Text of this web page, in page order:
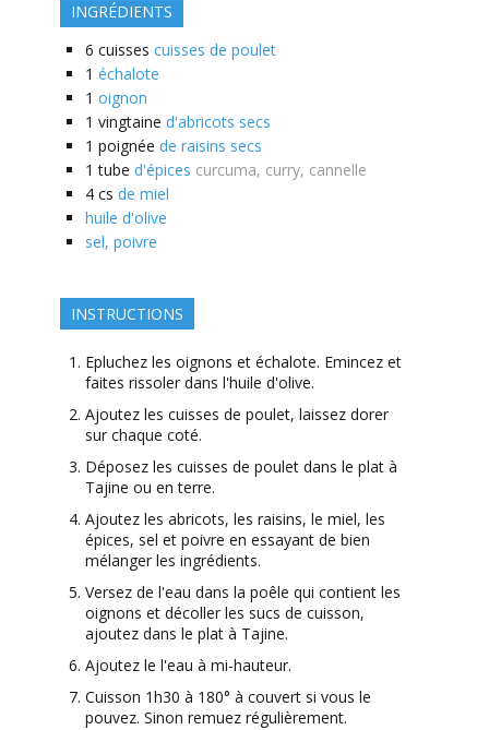
INGRÉDIENTS
6 cuisses cuisses de poulet
1 échalote
1 oignon
1 vingtaine d'abricots secs
1 poignée de raisins secs
1 tube d'épices curcuma, curry, cannelle
4 cs de miel
huile d'olive
sel, poivre
INSTRUCTIONS
Epluchez les oignons et échalote. Emincez et
faites rissoler dans l'huile d'olive.
Ajoutez les cuisses de poulet, laissez dorer
sur chaque coté.
Déposez les cuisses de poulet dans le plat à
Tajine ou en terre.
Ajoutez les abricots, les raisins, le miel, les
épices, sel et poivre en essayant de bien
mélanger les ingrédients.
Versez de l'eau dans la poêle qui contient les
oignons et décoller les sucs de cuisson,
ajoutez dans le plat à Tajine.
Ajoutez le l'eau à mi-hauteur.
Cuisson 1h30 à 180° à couvert si vous le
pouvez. Sinon remuez régulièrement.